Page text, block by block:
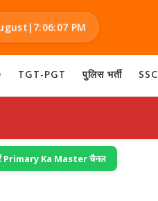
| 7:06:08 PM
TGT-PGT पुलिस भर्ती SSC
Primary Ka Master चैनल